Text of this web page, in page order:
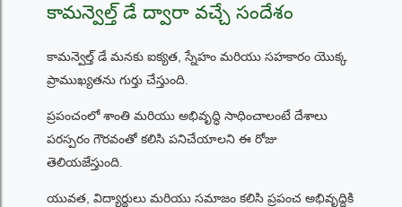
కామన్వెల్త్ డే ద్వారా వచ్చే సందేశం
కామన్వెల్త్ డే మనకు ఐక్యత, స్నేహం మరియు సహకారం యొక్క
ప్రాముఖ్యతను గుర్తు చేస్తుంది.
ప్రపంచంలో శాంతి మరియు అభివృద్ధి సాధించాలంటే దేశాలు
పరస్పరం గౌరవంతో కలిసి పనిచేయాలని ఈ రోజు
తెలియజేస్తుంది.
యువత, విద్యార్థులు మరియు సమాజం కలిసి ప్రపంచ అభివృద్ధికి